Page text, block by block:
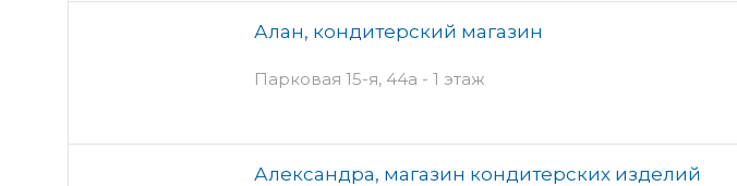
Алан, кондитерский магазин
Парковая 15-я, 44а - 1 этаж
Александра, магазин кондитерских изделий